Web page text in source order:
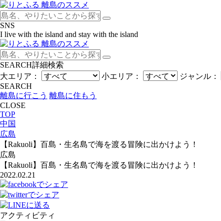
SNS
I live with the island and stay with the island
SEARCH詳細検索
大エリア：
小エリア： ジャンル：
SEARCH
離島に行こう 離島に住もう
CLOSE
TOP
中国
広島
【Rakuoli】百島・生名島で海を渡る冒険に出かけよう！
広島
【Rakuoli】百島・生名島で海を渡る冒険に出かけよう！
2022.02.21
アクティビティ